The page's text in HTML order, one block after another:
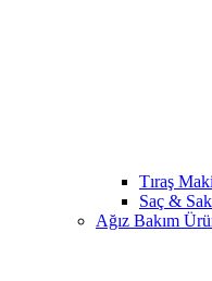
Tıraş
Saç &
Ağız Bakım